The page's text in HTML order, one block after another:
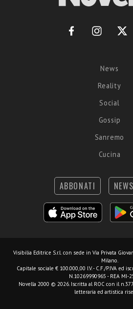
News
Reality
Social
Gossip
Sanremo
Cucina
ABBONATI
Visibilia Editrice S.r.l. con sede in Via Privata
Milano.
Capitale sociale € 100.000,00 I.V. - C.F./P.IVA ed
N.10269990965 - REA MI-
Novella 2000 © 2026. Iscritta al ROC con il
letteraria ed artistica